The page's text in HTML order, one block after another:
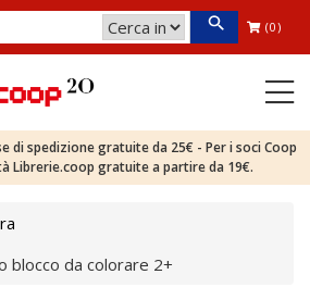
(0)
di spedizione gratuite da 25€ - Per i soci Coop
Librerie.coop gratuite a partire da 19€.
blocco da colorare 2+